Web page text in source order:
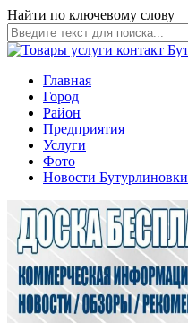
Найти по ключевому слову
Главная
Город
Район
Предприятия
Услуги
Фото
Новости Бутурлиновки